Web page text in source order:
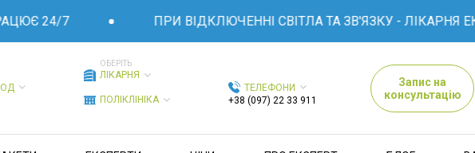
24/7 ПРИ ВІДКЛЮЧЕННІ СВІТЛА ТА ЗВ'ЯЗКУ - ЛІКАРНЯ
ОБЕРІТЬ
ЛІКАРНЯ
ПОЛІКЛІНІКА
ТЕЛЕФОНИ
+38 (097) 22 33 911
Запис на
консультацію